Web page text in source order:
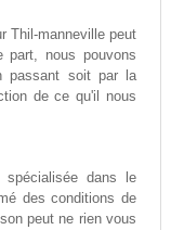
Thil-manneville peut
nous pouvons
passant soit par la
de ce qu'il nous
spécialisée dans le
des conditions de
peut ne rien vous